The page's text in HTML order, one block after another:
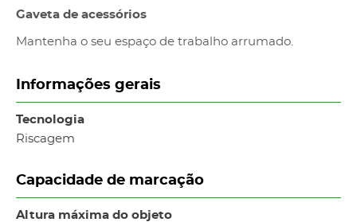
Gaveta de acessórios
Mantenha o seu espaço de trabalho arrumado.
Informações gerais
Tecnologia
Riscagem
Capacidade de marcação
Altura máxima do objeto